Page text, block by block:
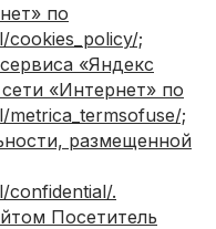
по
cookies_policy/;
«Яндекс
«Интернет» по
;
размещенной
confidential/.
Посетитель